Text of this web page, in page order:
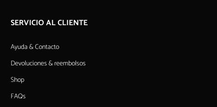
SERVICIO AL CLIENTE
Ayuda & Contacto
Devoluciones & reembolsos
Shop
FAQs